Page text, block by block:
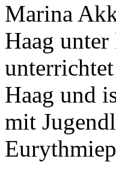
Marina
Haag
Haag und
mit